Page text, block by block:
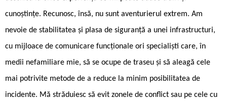
cunoștințe. Recunosc, însă, nu sunt aventurierul extrem. Am
nevoie de stabilitatea și plasa de siguranță a unei infrastructuri,
cu mijloace de comunicare funcționale ori specialiști care, în
medii nefamiliare mie, să se ocupe de traseu și să aleagă cele
mai potrivite metode de a reduce la minim posibilitatea de
incidente. Mă străduiesc să evit zonele de conflict sau pe cele cu